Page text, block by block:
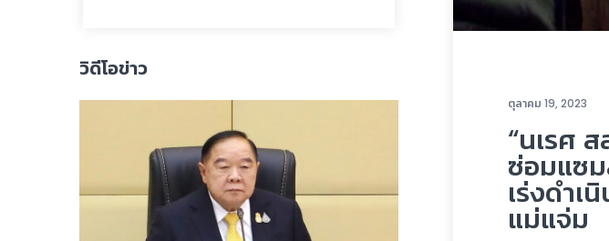
ตุลาคม 19, 2023
“นเรศ
ซ่อมแซ
เร่งดำ
แม่แจ่ม
วิดีโอข่าว